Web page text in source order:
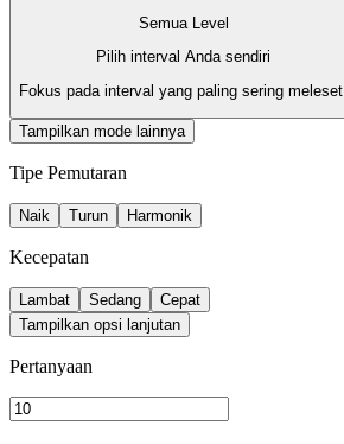
Semua Level
Pilih interval Anda sendiri
Fokus pada interval yang paling sering meleset.
Tampilkan mode lainnya
Tipe Pemutaran
Naik Turun Harmonik
Kecepatan
Lambat Sedang
Cepat
Tampilkan opsi lanjutan
Pertanyaan